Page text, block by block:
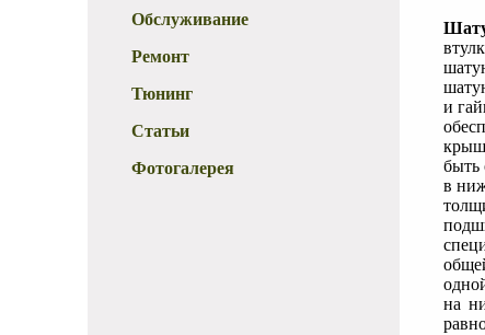
Обслуживание
Ремонт
Тюнинг
Статьи
Фотогалерея
и
быть
в
на